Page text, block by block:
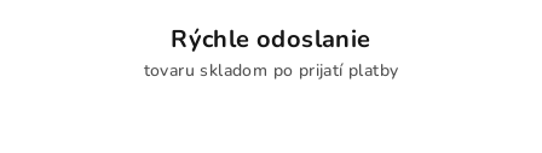
Rýchle odoslanie
tovaru skladom po prijatí platby